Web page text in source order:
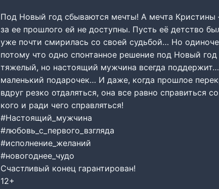
Под Новый год сбываются мечты! А мечта
за ее прошлого ей не доступны. Пусть её детство
уже почти смирилась со своей судьбой… Но
потому что одно спонтанное решение под Новый
тяжелый, но настоящий мужчина всегда
маленький подарочек… И даже, когда прошлое
вдруг резко отдаляться, она все равно справиться
кого и ради чего справляться!
#Настоящий_мужчина
#любовь_с_первого_взгляда
#исполнение_желаний
#новогоднее_чудо
Счастливый конец гарантирован!
12+